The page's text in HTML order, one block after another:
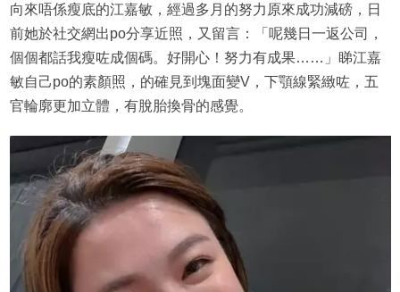
向來唔係瘦底的江嘉敏，經過多月的努力原來成功減磅，日
前她於社交網出po分享近照，又留言：「呢幾日一返公司，
個個都話我瘦咗成個碼。好開心！努力有成果……」睇江嘉
敏自己po的素顏照，的確見到塊面變V，下顎線緊緻咗，五
官輪廓更加立體，有脫胎換骨的感覺。